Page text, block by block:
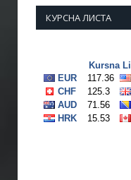
КУРСНА ЛИСТА